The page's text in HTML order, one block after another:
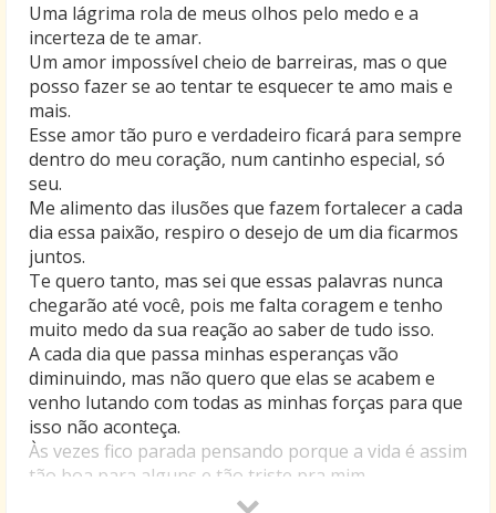
Uma lágrima rola de meus olhos pelo medo e a
incerteza de te amar.
Um amor impossível cheio de barreiras, mas o que
posso fazer se ao tentar te esquecer te amo mais e
mais.
Esse amor tão puro e verdadeiro ficará para sempre
dentro do meu coração, num cantinho especial, só
seu.
Me alimento das ilusões que fazem fortalecer a cada
dia essa paixão, respiro o desejo de um dia ficarmos
juntos.
Te quero tanto, mas sei que essas palavras nunca
chegarão até você, pois me falta coragem e tenho
muito medo da sua reação ao saber de tudo isso.
A cada dia que passa minhas esperanças vão
diminuindo, mas não quero que elas se acabem e
venho lutando com todas as minhas forças para que
isso não aconteça.
Às vezes fico parada pensando porque a vida é assim
tão boa para alguns e tão triste pra mim.
Sei que nunca ficaremos juntos, mas também sei e